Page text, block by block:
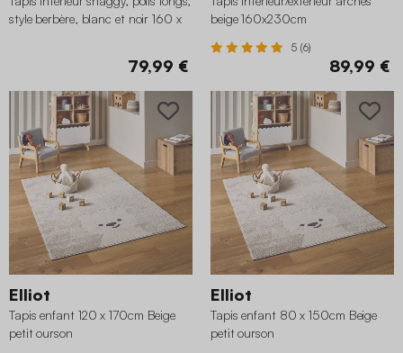
style berbère, blanc et noir 160 x
79,99 €
beige 160x230cm
5 (6)
89,99 €
Elliot
Tapis enfant 120 x 170cm Beige
petit ourson
Elliot
Tapis enfant 80 x 150cm Beige
petit ourson